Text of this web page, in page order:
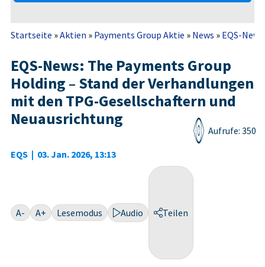
Startseite »Aktien » Payments Group Aktie » News » EQS-
EQS-News: The Payments Group
Holding – Stand der Verhandlungen
mit den TPG-Gesellschaftern und
Neuausrichtung
EQS | 03. Jan. 2026, 13:13
Aufrufe: 350
A- A+ Lesemodus Audio Teilen